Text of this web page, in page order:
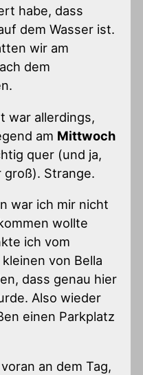
habe, dass
dem Wasser ist.
wir am
dem
war allerdings,
am Mittwoch
quer (und ja,
Strange.
war ich mir nicht
wollte
ich vom
von Bella
dass genau hier
Also wieder
einen Parkplatz
an dem Tag,